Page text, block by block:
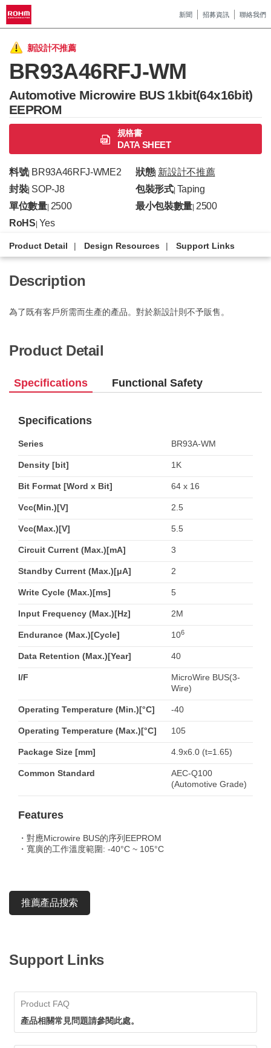
新聞 招募資訊 聯絡我們
新設計不推薦
BR93A46RFJ-WM
Automotive Microwire BUS 1kbit(64x16bit)
EEPROM
規格書
DATA SHEET
料號| BR93A46RFJ-WME2 狀態| 新設計不推薦
封裝| SOP-J8 包裝形式| Taping
單位數量| 2500 最小包裝數量 |2500
RoHS Yes
Product Detail Design Resources Support Links
Description
為了既有客戶所需而生產的產品。對於新設計則不予販售。
Product Detail
Specifications Functional Safety
Specifications
Series BR93A-WM
Density [bit] 1K
Bit Format [Word x Bit] 64 x 16
Vcc(Min.)[V] 2.5
Vcc(Max.)[V] 5.5
Circuit Current (Max.)[mA] 3
Standby Current (Max.)[μA] 2
Write Cycle (Max.)[ms] 5
Input Frequency (Max.)[Hz] 2M
Endurance (Max.)[Cycle] 106
Data Retention (Max.)[Year] 40
I/F
MicroWire BUS(3-
Wire)
Operating Temperature (Min.)[°C] -40
Operating Temperature (Max.)[°C] 105
Package Size [mm] 4.9x6.0 (t=1.65)
Common Standard
AEC-Q100
(Automotive Grade)
Features
・對應Microwire BUS的序列EEPROM
・寬廣的工作溫度範圍: -40°C ~ 105°C
推薦產品搜索
Support Links
Product FAQ
產品相關常見問題請參閱此處。